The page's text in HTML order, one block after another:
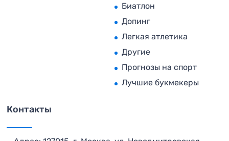
Биатлон
Допинг
Легкая атлетика
Другие
Прогнозы на спорт
Лучшие букмекеры
Контакты